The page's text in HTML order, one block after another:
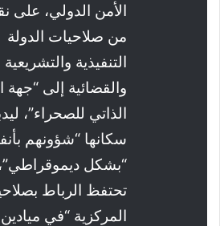
الأمن الدولي، على
من صلاحيات الدولة
التنفيذية والتشريعية
والقضائية إلى “جهة
الذاتي للصحراء”،
سكانها “شؤونهم
“بشكل ديموقراطي”،
تحتفظ الرباط
المركزية “في ميادين